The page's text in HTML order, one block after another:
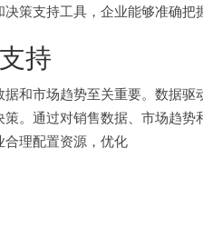
策支持工具，企业能够准确把
持
和市场趋势至关重要。数据
。通过对销售数据、市场趋
合理配置资源，优化